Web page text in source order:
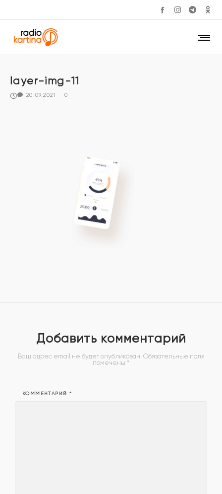
layer-img-11
20.09.2021 0
Добавить комментарий
Ваш адрес email не будет опубликован. Обязательные поля
помечены *
КОММЕНТАРИЙ *